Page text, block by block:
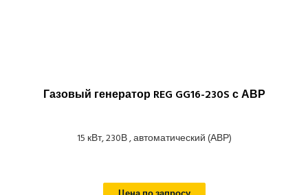
Газовый генератор REG GG16-230S с АВР
15 кВт, 230В , автоматический (АВР)